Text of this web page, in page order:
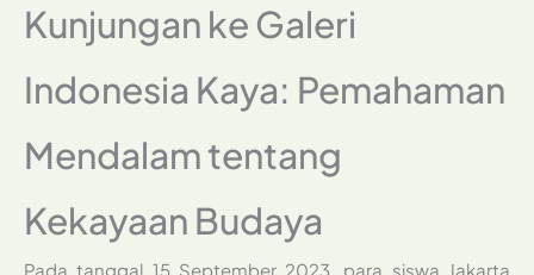
Kunjungan ke Galeri
Indonesia Kaya: Pemahaman
Mendalam tentang
Kekayaan Budaya
Pada tanggal 15 September 2023, para siswa Jakarta